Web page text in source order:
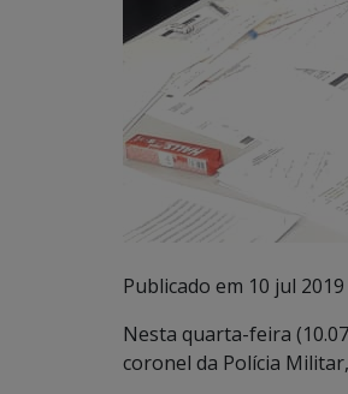
Publicado em 10 jul 2019
Nesta quarta-feira
coronel da Polícia